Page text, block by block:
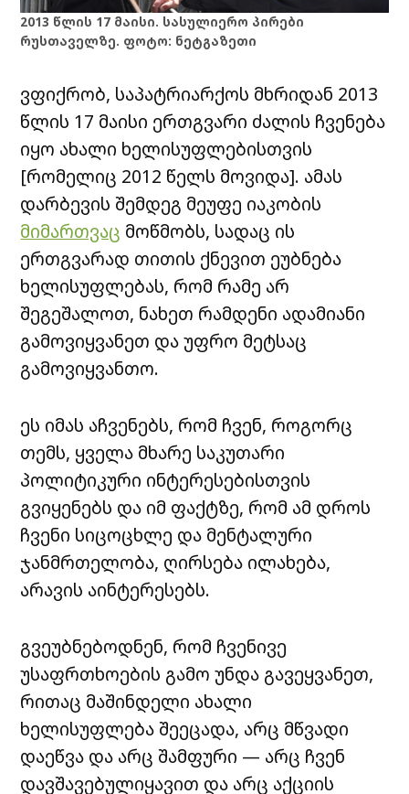
2013 წლის 17 მაისი. სასულიერო პირები
რუსთაველზე. ფოტო: ნეტგაზეთი
ვფიქრობ, საპატრიარქოს მხრიდან 2013
წლის 17 მაისი ერთგვარი ძალის ჩვენება
იყო ახალი ხელისუფლებისთვის
[რომელიც 2012 წელს მოვიდა]. ამას
დარბევის შემდეგ მეუფე იაკობის
მიმართვაც მოწმობს, სადაც ის
ერთგვარად თითის ქნევით ეუბნება
ხელისუფლებას, რომ რამე არ
შეგეშალოთ, ნახეთ რამდენი ადამიანი
გამოვიყვანეთ და უფრო მეტსაც
გამოვიყვანთო.
ეს იმას აჩვენებს, რომ ჩვენ, როგორც
თემს, ყველა მხარე საკუთარი
პოლიტიკური ინტერესებისთვის
გვიყენებს და იმ ფაქტზე, რომ ამ დროს
ჩვენი სიცოცხლე და მენტალური
ჯანმრთელობა, ღირსება ილახება,
არავის აინტერესებს.
გვეუბნებოდნენ, რომ ჩვენივე
უსაფრთხოების გამო უნდა გავეყვანეთ,
რითაც მაშინდელი ახალი
ხელისუფლება შეეცადა, არც მწვადი
დაეწვა და არც შამფური — არც ჩვენ
დავშავებულიყავით და არც აქციის